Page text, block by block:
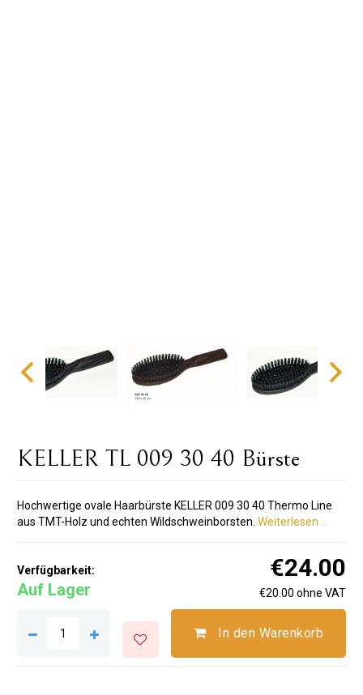
KELLER TL 009 30 40 Bürste
Hochwertige ovale Haarbürste KELLER 009 30 40 Thermo Line
aus TMT-Holz und echten Wildschweinborsten. Weiterlesen ..
Verfügbarkeit:
Auf Lager
€24.00
€20.00 ohne VAT
In den Warenkorb